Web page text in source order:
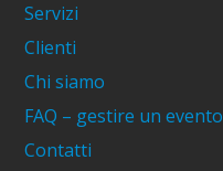
Servizi
Clienti
Chi siamo
FAQ – gestire un evento
Contatti